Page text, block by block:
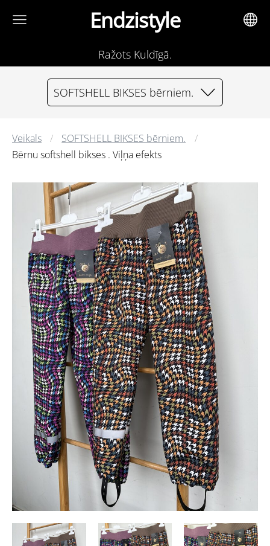
Endzistyle
Ražots Kuldīgā.
SOFTSHELL BIKSES bērniem.
Veikals
SOFTSHELL BIKSES bērniem.
Bērnu softshell bikses . Viļņa efekts